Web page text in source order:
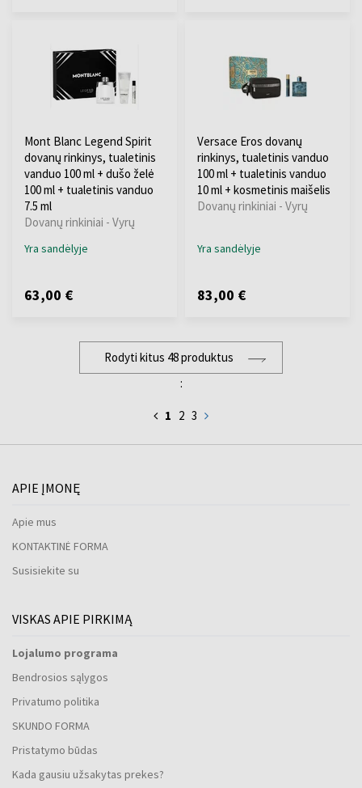
Mont Blanc Legend Spirit
dovanų rinkinys, tualetinis
vanduo 100 ml + dušo želė
100 ml + tualetinis vanduo
7.5 ml
Dovanų rinkiniai - Vyrų
Yra sandėlyje
63,00 €
Versace Eros dovanų
rinkinys, tualetinis vanduo
100 ml + tualetinis vanduo
10 ml + kosmetinis maišelis
Dovanų rinkiniai - Vyrų
Yra sandėlyje
83,00 €
Rodyti kitus 48 produktus
:
1 2 3
APIE ĮMONĘ
Apie mus
KONTAKTINĖ FORMA
Susisiekite su
VISKAS APIE PIRKIMĄ
Lojalumo programa
Bendrosios sąlygos
Privatumo politika
SKUNDO FORMA
Pristatymo būdas
Kada gausiu užsakytas prekes?